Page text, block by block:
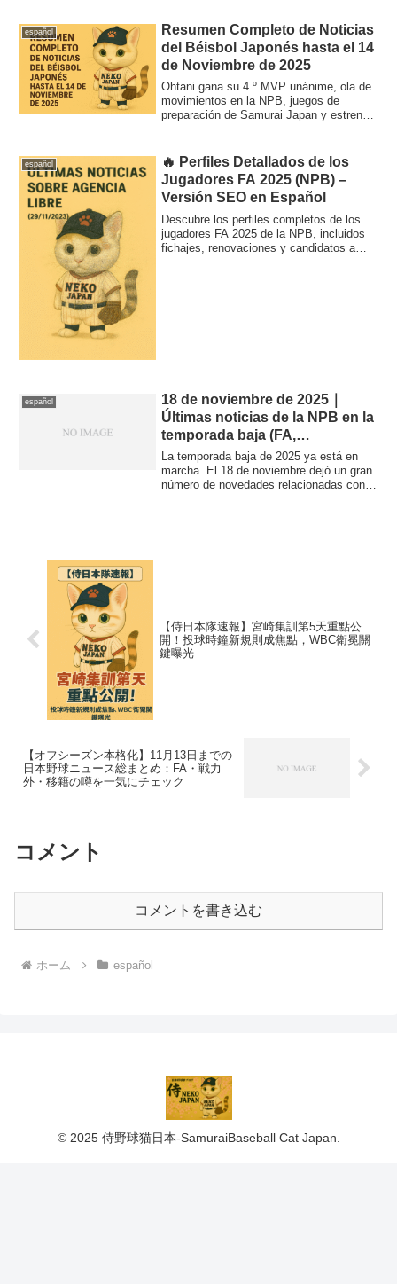
español
Resumen Completo de Noticias
del Béisbol Japonés hasta el 14
de Noviembre de 2025
Ohtani gana su 4.º MVP unánime, ola de
movimientos en la NPB, juegos de
preparación de Samurai Japan y estreno
español
🔥 Perfiles Detallados de los
Jugadores FA 2025 (NPB) –
Versión SEO en Español
Descubre los perfiles completos de los
jugadores FA 2025 de la NPB, incluidos
fichajes, renovaciones y candidatos a
español
18 de noviembre de 2025｜
Últimas noticias de la NPB en la
temporada baja (FA,
renovaciones y movimientos
internacionales)
La temporada baja de 2025 ya está en
marcha. El 18 de noviembre dejó un gran
número de novedades relacionadas con
【侍日本隊速報】宮崎集訓第5天重點公
開！投球時鐘新規則成焦點，WBC衛冕關
鍵曝光
【オフシーズン本格化】11月13日までの
日本野球ニュース総まとめ：FA・戦力
外・移籍の噂を一気にチェック
コメント
コメントを書き込む
ホーム español
© 2025 侍野球猫日本-SamuraiBaseball Cat Japan.